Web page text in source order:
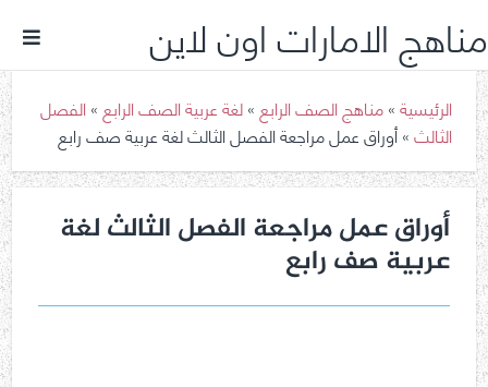
مناهج الامارات اون لاين
الرئيسية»مناهج الصف الرابع»لغة عربية الصف الرابع»الفصل
الثالث»أوراق عمل مراجعة الفصل الثالث لغة عربية صف رابع
أوراق عمل مراجعة الفصل الثالث لغة
عربية صف رابع